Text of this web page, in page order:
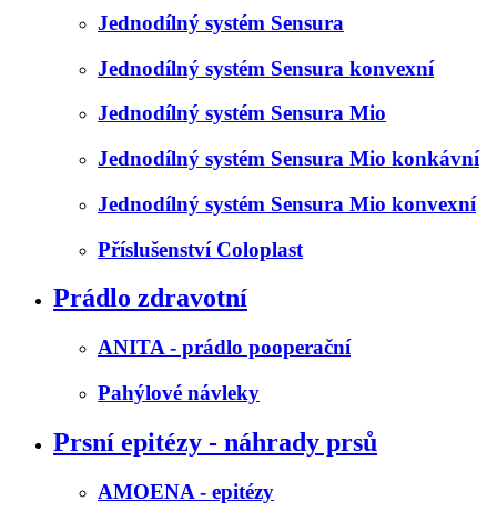
Jednodílný systém Sensura
Jednodílný systém Sensura konvexní
Jednodílný systém Sensura Mio
Jednodílný systém Sensura Mio konkávní
Jednodílný systém Sensura Mio konvexní
Příslušenství Coloplast
Prádlo zdravotní
ANITA - prádlo pooperační
Pahýlové návleky
Prsní epitézy - náhrady prsů
AMOENA - epitézy